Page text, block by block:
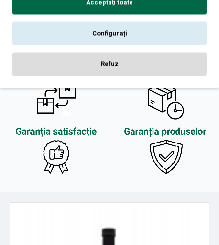
Acceptați toate
Configurați
Refuz